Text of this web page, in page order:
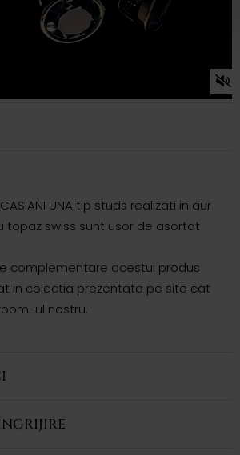
UNA tip studs realizati in aur
topaz swiss sunt usor de asortat
complementare acestui produs
in colectia prezentata pe site cat
ul nostru.